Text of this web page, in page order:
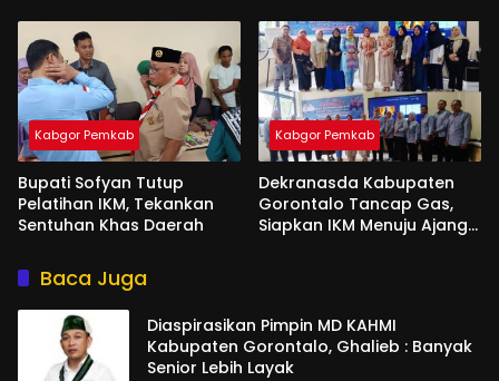
Kabgor Pemkab
Bupati Sofyan Tutup
Pelatihan IKM, Tekankan
Sentuhan Khas Daerah
Kabgor Pemkab
Dekranasda Kabupaten
Gorontalo Tancap Gas,
Siapkan IKM Menuju Ajang
Baca Juga
Diaspirasikan Pimpin MD KAHMI
Kabupaten Gorontalo, Ghalieb : Banyak
Senior Lebih Layak